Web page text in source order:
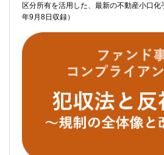
区分所有を活用した、最新の不動産小口
年9月8日収録）